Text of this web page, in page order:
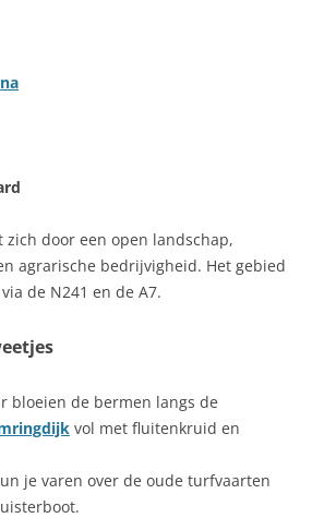
zich door een open landschap,
agrarische bedrijvigheid. Het gebied
de N241 en de A7.
bloeien de bermen langs de
vol met fluitenkruid en
je varen over de oude turfvaarten